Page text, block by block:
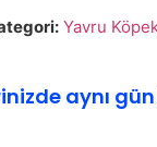
Yavru
aynı